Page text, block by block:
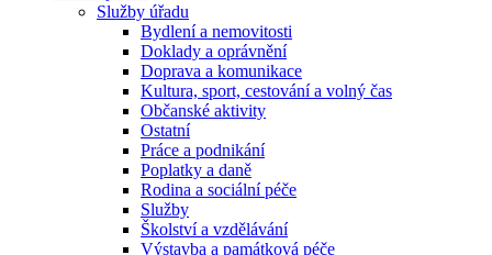
Služby úřadu
Bydlení a nemovitosti
Doklady a oprávnění
Doprava a komunikace
Kultura, sport, cestování a volný čas
Občanské aktivity
Ostatní
Práce a podnikání
Poplatky a daně
Rodina a sociální péče
Služby
Školství a vzdělávání
Výstavba a památková péče